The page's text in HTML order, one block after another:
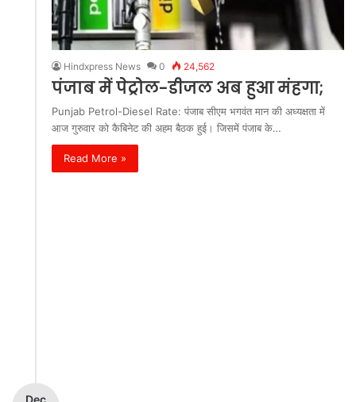
Hindxpress News 0 24,562
पंजाब में पेट्रोल-डीजल अब हुआ मंहगा;
Punjab Petrol-Diesel Rate: पंजाब सीएम भगवंत मान की अध्यक्षता में
आज गुरुवार को कैबिनेट की अहम बैठक हुई। जिसमें पंजाब के…
Read More »
Dec